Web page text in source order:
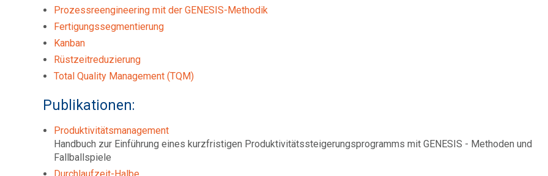
Prozessreengineering mit der GENESIS-Methodik
Fertigungssegmentierung
Kanban
Rüstzeitreduzierung
Total Quality Management (TQM)
Publikationen:
Produktivitätsmanagement
Handbuch zur Einführung eines kurzfristigen Produktivitätssteigerungsprogramms mit GENESIS - Methoden und
Fallballspiele